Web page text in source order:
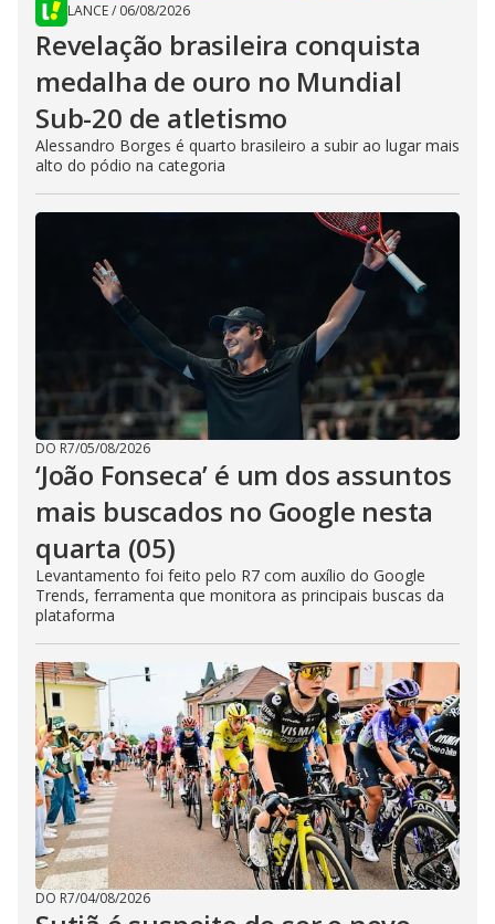
LANCE/ 06/08/2026
Revelação brasileira conquista
medalha de ouro no Mundial
Sub-20 de atletismo
Alessandro Borges é quarto brasileiro a subir ao lugar mais
alto do pódio na categoria
DO R7/05/08/2026
‘João Fonseca’ é um dos assuntos
mais buscados no Google nesta
quarta (05)
Levantamento foi feito pelo R7 com auxílio do Google
Trends, ferramenta que monitora as principais buscas da
plataforma
DO R7/04/08/2026